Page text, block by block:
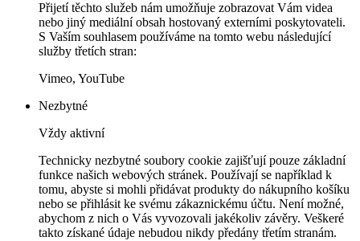
Přijetí těchto služeb nám umožňuje zobrazovat Vám videa
nebo jiný mediální obsah hostovaný externími poskytovateli.
S Vaším souhlasem používáme na tomto webu následující
služby třetích stran:
Vimeo, YouTube
Nezbytné
Vždy aktivní
Technicky nezbytné soubory cookie zajišťují pouze základní
funkce našich webových stránek. Používají se například k
tomu, abyste si mohli přidávat produkty do nákupního košíku
nebo se přihlásit ke svému zákaznickému účtu. Není možné,
abychom z nich o Vás vyvozovali jakékoliv závěry. Veškeré
takto získané údaje nebudou nikdy předány třetím stranám.